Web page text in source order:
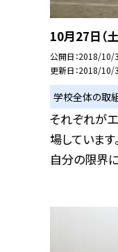
10月27日（
公開日 2018/10/
更新日 2018/10/
学校全体の取
それぞれが
場しています
自分の限界